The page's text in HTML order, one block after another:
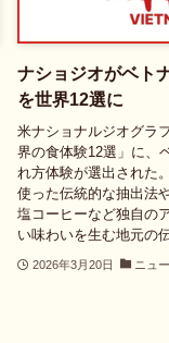
ナショジオがベト
を世界12選に
米ナショナルジオグラ
界の食体験12選」に、
れ方体験が選出された
使った伝統的な抽出法
塩コーヒーなど独自の
い味わいを生む地元の
2026年3月20日 ニュ